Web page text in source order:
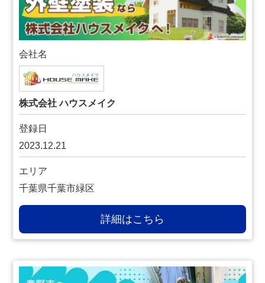
会社名
株式会社 ハウスメイク
登録日
2023.12.21
エリア
千葉県千葉市緑区
詳細はこちら